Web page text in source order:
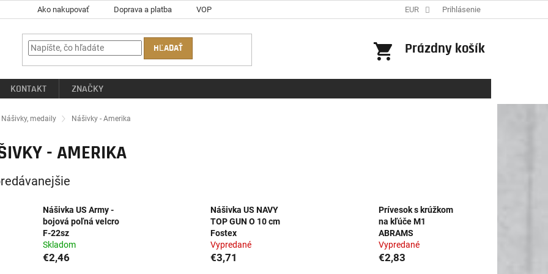
Ako nakupovať Doprava a platba VOP EUR Prihlásenie
HĽADAŤ
NÁKUPNÝ
Prázdny košík
KONTAKT ZNAČKY
Nášivky, medaily Nášivky - Amerika
- AMERIKA
Nášivka US Army -
bojová poľná velcro
F-22sz
Skladom
€2,46
Nášivka US NAVY
TOP GUN O 10 cm
Fostex
Vypredané
€3,71
Prívesok s krúžkom
na kľúče M1
ABRAMS
Vypredané
€2,83